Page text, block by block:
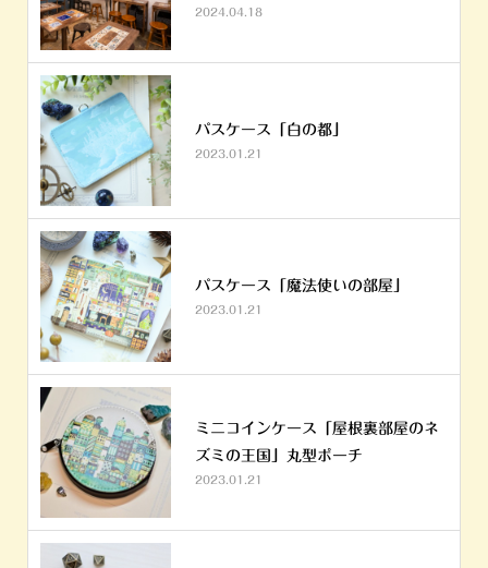
2024.04.18
パスケース「白の都」
2023.01.21
パスケース「魔法使いの部屋」
2023.01.21
ミニコインケース「屋根裏部屋のネ
ズミの王国」丸型ポーチ
2023.01.21